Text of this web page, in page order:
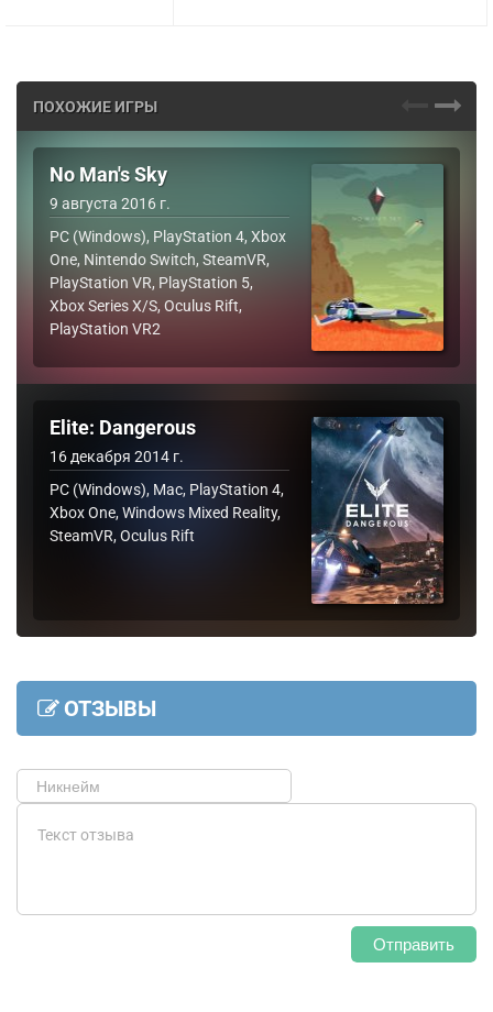
ПОХОЖИЕ ИГРЫ
No Man's Sky
9 августа 2016 г.
PC (Windows), PlayStation 4, Xbox
One, Nintendo Switch, SteamVR,
PlayStation VR, PlayStation 5,
Xbox Series X/S, Oculus Rift,
PlayStation VR2
Elite: Dangerous
16 декабря 2014 г.
PC (Windows), Mac, PlayStation 4,
Xbox One, Windows Mixed Reality,
SteamVR, Oculus Rift
ОТЗЫВЫ
Отправить